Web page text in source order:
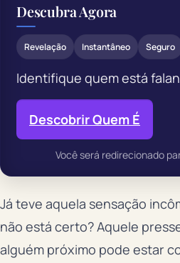
Descubra Agora
Revelação Instantâneo Seguro
Identifique quem está
Descobrir Quem É
Você será redirecionado
Já teve aquela sensação
não está certo? Aquele
alguém próximo pode estar